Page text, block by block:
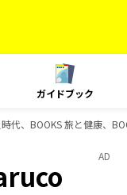
ガイドブック
、BOOKS 旅と健康、
AD